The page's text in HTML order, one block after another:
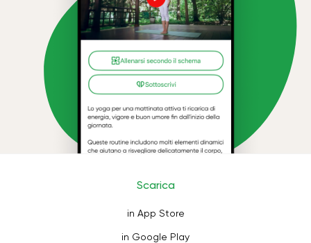
Scarica
in App Store
in Google Play